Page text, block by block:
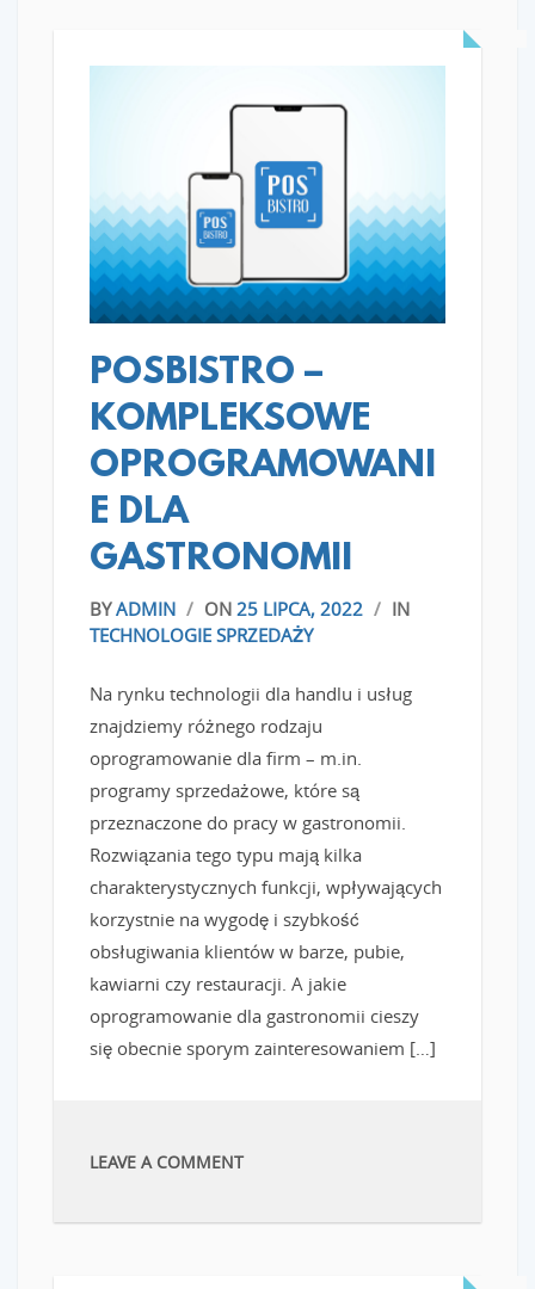
READ MORE
POSBISTRO –
KOMPLEKSOWE
OPROGRAMOWANI
E DLA
GASTRONOMII
BYADMIN / ON 25 LIPCA, 2022 / IN
TECHNOLOGIE SPRZEDAŻY
Na rynku technologii dla handlu i usług
znajdziemy różnego rodzaju
oprogramowanie dla firm – m.in.
programy sprzedażowe, które są
przeznaczone do pracy w gastronomii.
Rozwiązania tego typu mają kilka
charakterystycznych funkcji, wpływających
korzystnie na wygodę i szybkość
obsługiwania klientów w barze, pubie,
kawiarni czy restauracji. A jakie
oprogramowanie dla gastronomii cieszy
się obecnie sporym zainteresowaniem […]
LEAVE A COMMENT